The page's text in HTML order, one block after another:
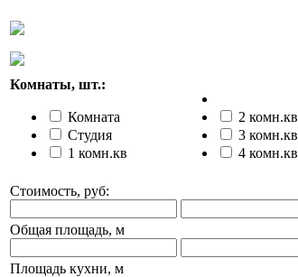
Комнаты, шт.:
Комната
Студия
1 комн.кв
2 комн.кв
3 комн.кв
4 комн.кв
Стоимость, руб:
Общая площадь, м
Площадь кухни, м